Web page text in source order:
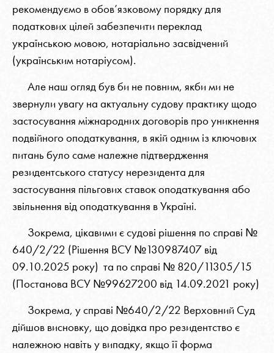
рекомендуємо в обов’язковому порядку для
податкових цілей забезпечити переклад
українською мовою, нотаріально засвідчений
(українським нотаріусом).
Але наш огляд був би не повним, якби ми не
звернули увагу на актуальну судову практику щодо
застосування міжнародних договорів про уникнення
подвійного оподаткування, в якій одним із ключових
питань було саме належне підтвердження
резидентського статусу нерезидента для
застосування пільгових ставок оподаткування або
звільнення від оподаткування в Україні.
Зокрема, цікавими є судові рішення по справі №
640/2/22 (Рішення ВСУ №130987407 від
09.10.2025 року) та по справі № 820/11305/15
(Постанова ВСУ №99627200 від 14.09.2021 року)
Зокрема, у справі №640/2/22 Верховний Суд
дійшов висновку, що довідка про резидентство є
належною навіть у випадку, якщо її форма